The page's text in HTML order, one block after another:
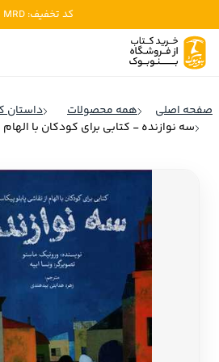
کد تخفیف: MRD
ادبیات
روانشناسی
تاریخ و سیاست
کودک و نوجوان
علوم اجتماعی
ادبیات آمریکا
ادبیات ایتالیا
ادبیات
ادبیات
ادبیات آلمان
ادبیات ترکیه
ادبیات آسیا
صفحه اصلی همه محصولات
داستان
سه نوازنده - کتابی برای کودکان با